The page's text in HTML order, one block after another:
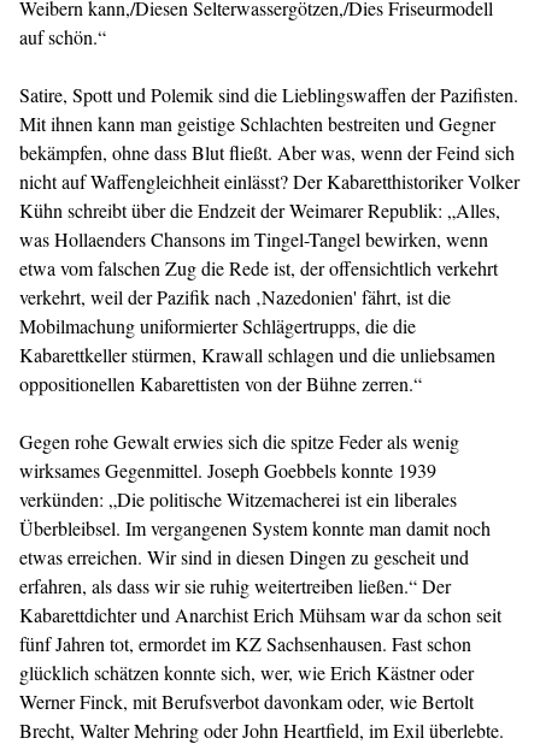
Weibern kann,/Diesen Selterwassergötzen,/Dies Friseurmodell
auf schön.“
Satire, Spott und Polemik sind die Lieblingswaffen der Pazifisten.
Mit ihnen kann man geistige Schlachten bestreiten und Gegner
bekämpfen, ohne dass Blut fließt. Aber was, wenn der Feind sich
nicht auf Waffengleichheit einlässt? Der Kabaretthistoriker Volker
Kühn schreibt über die Endzeit der Weimarer Republik: „Alles,
was Hollaenders Chansons im Tingel-Tangel bewirken, wenn
etwa vom falschen Zug die Rede ist, der offensichtlich verkehrt
verkehrt, weil der Pazifik nach ‚Nazedonien' fährt, ist die
Mobilmachung uniformierter Schlägertrupps, die die
Kabarettkeller stürmen, Krawall schlagen und die unliebsamen
oppositionellen Kabarettisten von der Bühne zerren.“
Gegen rohe Gewalt erwies sich die spitze Feder als wenig
wirksames Gegenmittel. Joseph Goebbels konnte 1939
verkünden: „Die politische Witzemacherei ist ein liberales
Überbleibsel. Im vergangenen System konnte man damit noch
etwas erreichen. Wir sind in diesen Dingen zu gescheit und
erfahren, als dass wir sie ruhig weitertreiben ließen.“ Der
Kabarettdichter und Anarchist Erich Mühsam war da schon seit
fünf Jahren tot, ermordet im KZ Sachsenhausen. Fast schon
glücklich schätzen konnte sich, wer, wie Erich Kästner oder
Werner Finck, mit Berufsverbot davonkam oder, wie Bertolt
Brecht, Walter Mehring oder John Heartfield, im Exil überlebte.